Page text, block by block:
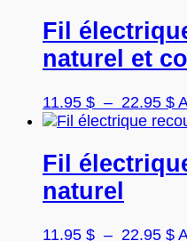
ancien
Fil
naturel et
11.95 $ – 22.95 $
à
Fil
naturel
11.95 $ – 22.95 $